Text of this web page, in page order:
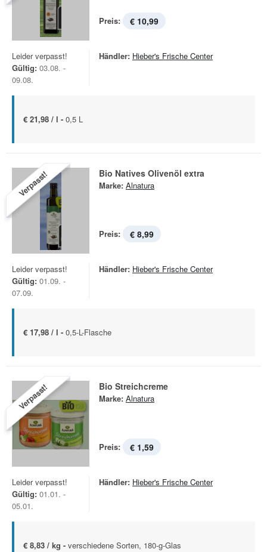
Preis: € 10,99
Leider verpasst!
Gültig: 03.08. -
09.08.
Händler: Hieber's Frische Center
€ 21,98 / l - 0,5 L
Verpasst! Bio Natives Olivenöl extra
Marke: Alnatura
Preis: € 8,99
Leider verpasst!
Gültig: 01.09. -
07.09.
Händler: Hieber's Frische Center
€ 17,98 / l - 0,5-L-Flasche
Verpasst! Bio Streichcreme
Marke: Alnatura
Preis: € 1,59
Leider verpasst!
Gültig: 01.01. -
05.01.
Händler: Hieber's Frische Center
€ 8,83 / kg - verschiedene Sorten, 180-g-Glas